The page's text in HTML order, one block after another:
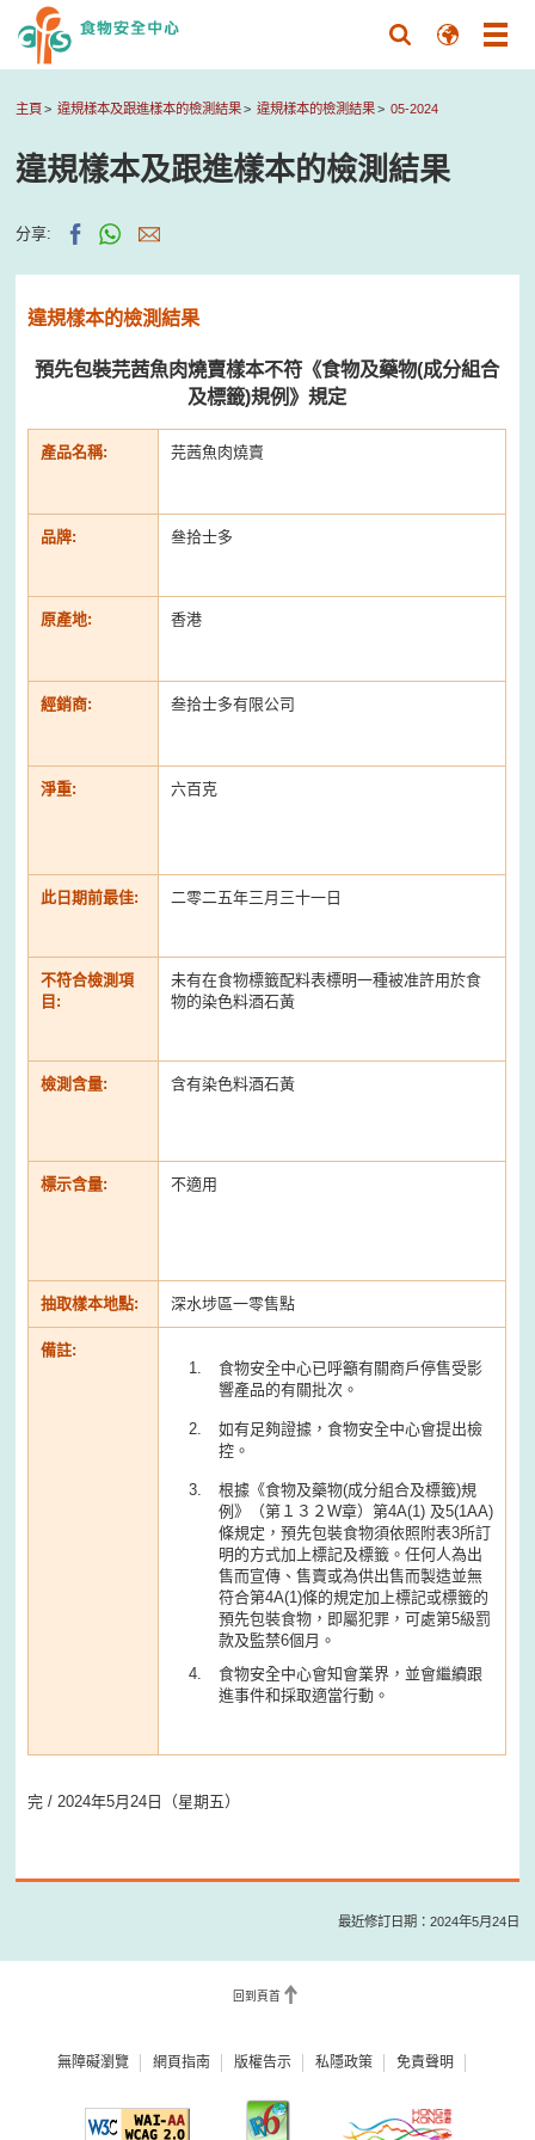
主頁 違規樣本及跟進樣本的檢測結果 違規樣本的檢測結果 05-2024
違規樣本及跟進樣本的檢測結果
分享:
違規樣本的檢測結果
預先包裝芫茜魚肉燒賣樣本不符《食物及藥物(成分組合
及標籤)規例》規定
產品名稱: 芫茜魚肉燒賣
品牌: 叄拾士多
原產地: 香港
經銷商: 叁拾士多有限公司
淨重: 六百克
此日期前最佳: 二零二五年三月三十一日
不符合檢測項
目:
未有在食物標籤配料表標明一種被准許用於食
物的染色料酒石黃
檢測含量: 含有染色料酒石黃
標示含量: 不適用
抽取樣本地點: 深水埗區一零售點
備註:
食物安全中心已呼籲有關商戶停售受影
響產品的有關批次。
如有足夠證據，食物安全中心會提出檢
控。
根據《食物及藥物(成分組合及標籤)規
例》（第１３２W章）第4A(1) 及5(1AA)
條規定，預先包裝食物須依照附表3所訂
明的方式加上標記及標籤。任何人為出
售而宣傳、售賣或為供出售而製造並無
符合第4A(1)條的規定加上標記或標籤的
預先包裝食物，即屬犯罪，可處第5級罰
款及監禁6個月。
食物安全中心會知會業界，並會繼續跟
進事件和採取適當行動。
完 / 2024年5月24日（星期五）
最近修訂日期：2024年5月24日
回到頁首
無障礙瀏覽 網頁指南 版權告示 私隱政策 免責聲明